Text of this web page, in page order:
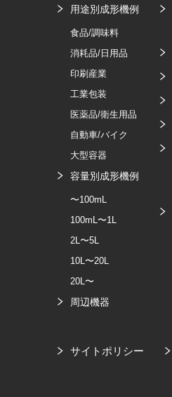
用途別成形機例
食品/調味料
消耗品/日用品
印刷産業
工業包装
医薬品/衛生用品
自動車/バイク
大型容器
容量別成形機例
〜100mL
100mL〜1L
2L〜5L
10L〜20L
20L〜
周辺機器
サイトポリシー